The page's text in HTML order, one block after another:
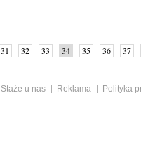
31 32 33 34 35 36
37
Staże u nas Reklama
Polityka